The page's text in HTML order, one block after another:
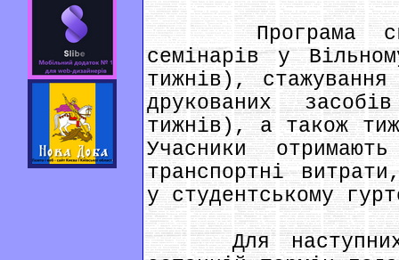
Програма
семінарів у
тижнів),
друкованих
тижнів), а також
Учасники
транспортні
у студентському
Для наступних